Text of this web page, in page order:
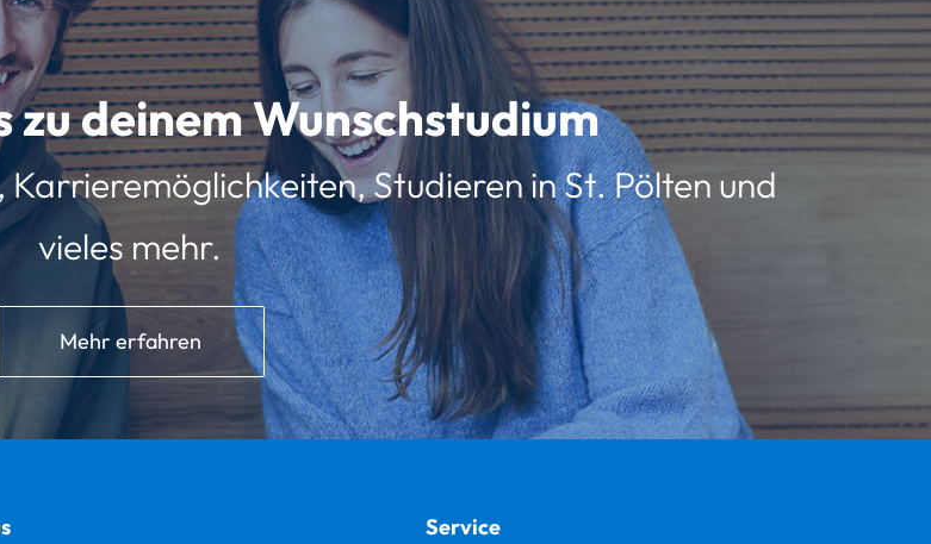
zu deinem Wunschstudium
Studieren in St. Pölten und
vieles mehr.
Mehr erfahren
Service